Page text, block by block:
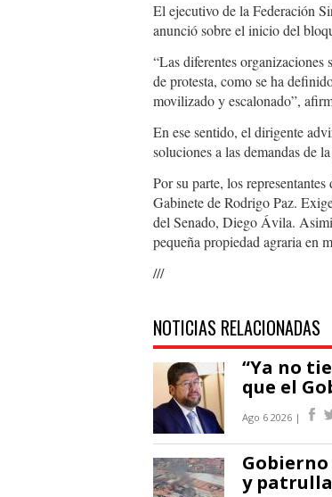
El ejecutivo de la Federación
anunció sobre el inicio del
“Las diferentes organizaciones
de protesta, como se ha
movilizado y escalonado”,
En ese sentido, el dirigente
soluciones a las demandas de
Por su parte, los
Gabinete de Rodrigo Paz.
del Senado, Diego Ávila.
pequeña propiedad agraria en
///
NOTICIAS RELACIONADAS
“Ya no
que el
Ago 6 2026 |
y